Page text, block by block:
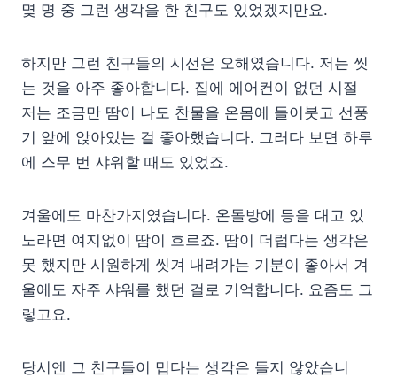
몇 명 중 그런 생각을 한 친구도 있었겠지만요.
하지만 그런 친구들의 시선은 오해였습니다. 저는 씻
는 것을 아주 좋아합니다. 집에 에어컨이 없던 시절
저는 조금만 땀이 나도 찬물을 온몸에 들이붓고 선풍
기 앞에 앉아있는 걸 좋아했습니다. 그러다 보면 하루
에 스무 번 샤워할 때도 있었죠.
겨울에도 마찬가지였습니다. 온돌방에 등을 대고 있
노라면 여지없이 땀이 흐르죠. 땀이 더럽다는 생각은
못 했지만 시원하게 씻겨 내려가는 기분이 좋아서 겨
울에도 자주 샤워를 했던 걸로 기억합니다. 요즘도 그
렇고요.
당시엔 그 친구들이 밉다는 생각은 들지 않았습니